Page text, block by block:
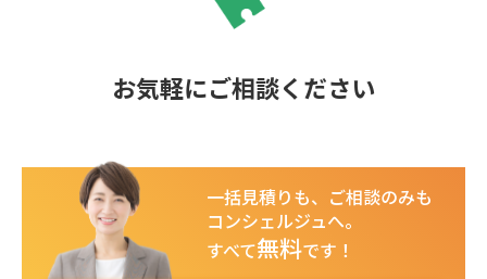
お気軽にご相談ください
一括見積りも、ご相談のみも
コンシェルジュへ。
すべて無料です！